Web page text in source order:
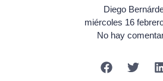
Diego
miércoles 16
No hay